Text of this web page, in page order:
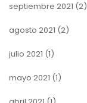
septiembre 2021 (2)
agosto 2021 (2)
julio 2021 (1)
mayo 2021 (1)